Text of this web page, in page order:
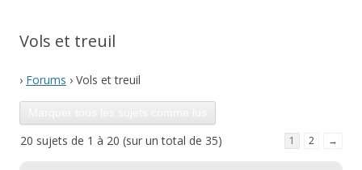
Vols et treuil
› Forums › Vols et treuil
20 sujets de 1 à 20 (sur un total de 35) 1 2 →